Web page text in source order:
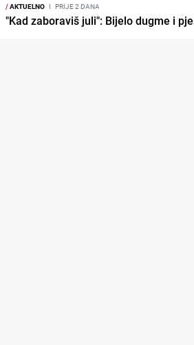
/AKTUELNO I PRIJE 2 DANA
"Kad zaboraviš juli": Bijelo dugme i